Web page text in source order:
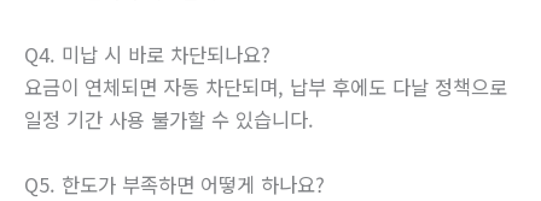
Q4. 미납 시 바로 차단되나요?
요금이 연체되면 자동 차단되며, 납부 후에도 다날 정책으로
일정 기간 사용 불가할 수 있습니다.
Q5. 한도가 부족하면 어떻게 하나요?